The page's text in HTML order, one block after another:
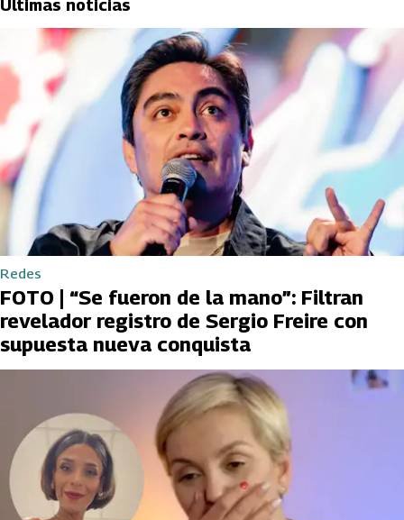
Últimas noticias
Redes
FOTO | “Se fueron de la mano”: Filtran
revelador registro de Sergio Freire con
supuesta nueva conquista